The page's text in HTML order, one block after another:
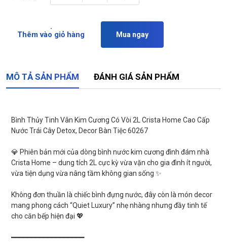
Thêm vào giỏ hàng Mua ngay
MÔ TẢ SẢN PHẨM ĐÁNH GIÁ SẢN PHẨM
Bình Thủy Tinh Vân Kim Cương Có Vòi 2L Crista Home Cao Cấp
Nước Trái Cây Detox, Decor Bàn Tiệc 60267
💎 Phiên bản mới của dòng bình nước kim cương đình đám nhà
Crista Home – dung tích 2L cực kỳ vừa vặn cho gia đình ít người,
vừa tiện dụng vừa nâng tầm không gian sống ✨
Không đơn thuần là chiếc bình đựng nước, đây còn là món decor
mang phong cách “Quiet Luxury” nhẹ nhàng nhưng đầy tinh tế
cho căn bếp hiện đại 💖
━━━━━━━━━━━━━━━━━━